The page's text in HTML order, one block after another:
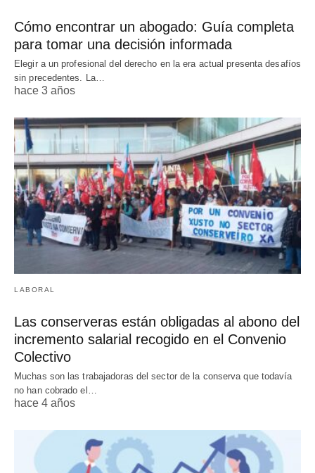
Cómo encontrar un abogado: Guía completa
para tomar una decisión informada
Elegir a un profesional del derecho en la era actual presenta desafíos
sin precedentes. La…
hace 3 años
LABORAL
Las conserveras están obligadas al abono del
incremento salarial recogido en el Convenio
Colectivo
Muchas son las trabajadoras del sector de la conserva que todavía
no han cobrado el…
hace 4 años